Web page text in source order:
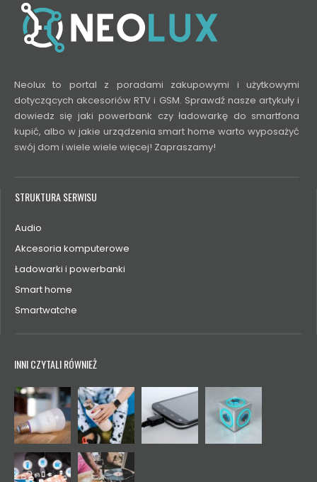
Neolux to portal z poradami zakupowymi i użytkowymi
dotyczących akcesoriów RTV i GSM. Sprawdź nasze artykuły i
dowiedz się jaki powerbank czy ładowarkę do smartfona
kupić, albo w jakie urządzenia smart home warto wyposażyć
swój dom i wiele wiele więcej! Zapraszamy!
STRUKTURA SERWISU
Audio
Akcesoria komputerowe
Ładowarki i powerbanki
Smart home
Smartwatche
INNI CZYTALI RÓWNIEŻ